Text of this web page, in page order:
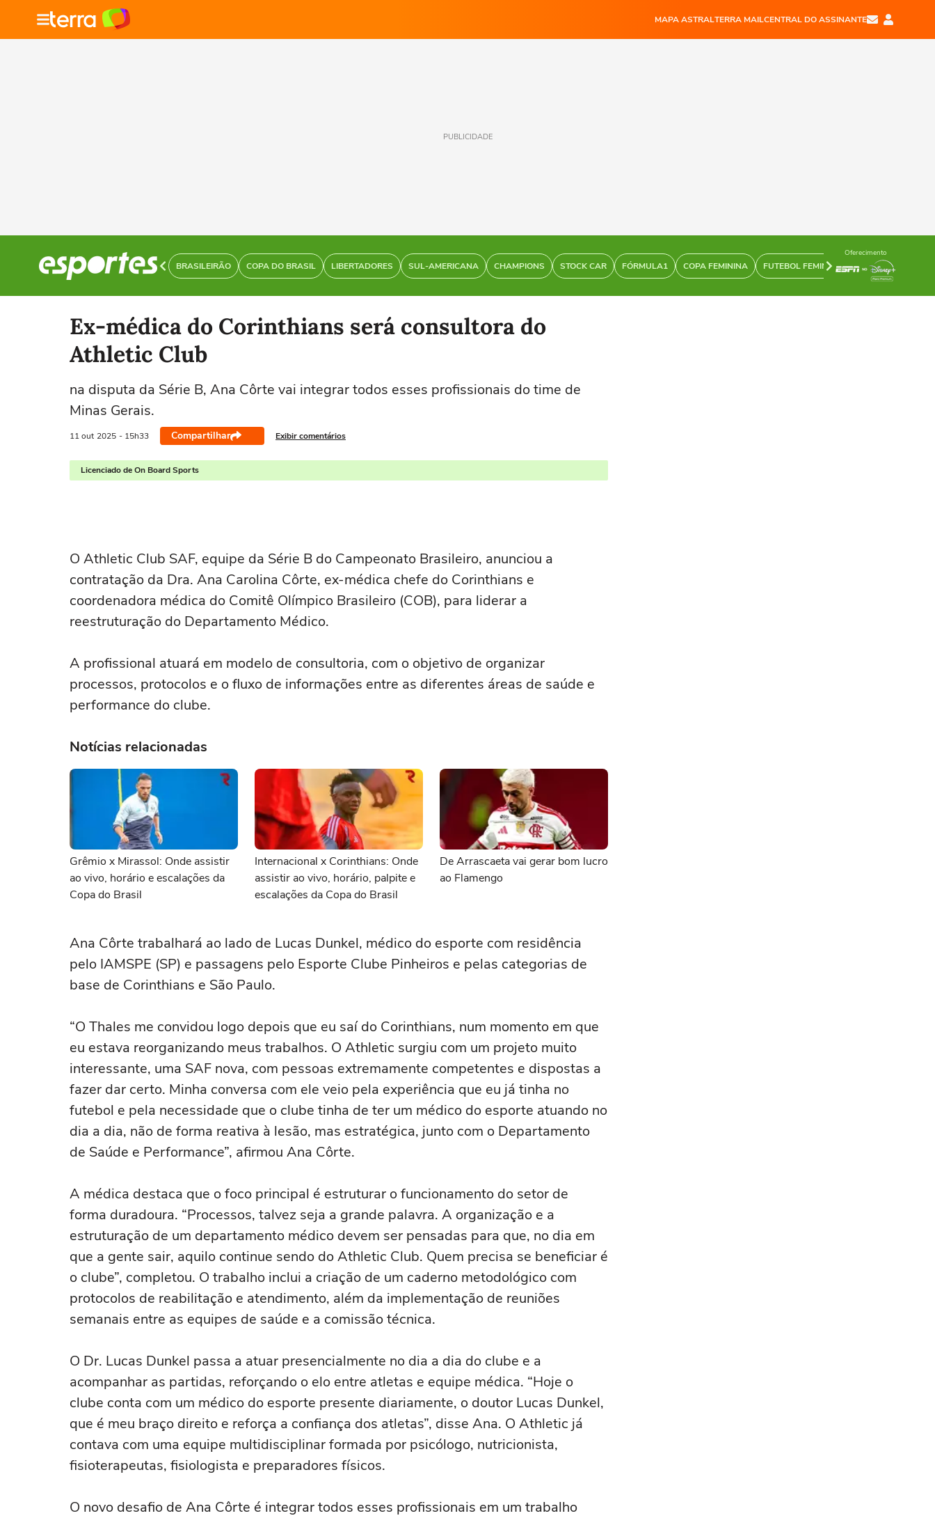
MAPA ASTRALTERRA MAILCENTRAL DO ASSINANTE
PUBLICIDADE
BRASILEIRÃO COPA DO BRASIL LIBERTADORES SUL-AMERICANA CHAMPIONS STOCK CAR FÓRMULA1 COPA FEMININA FUTEBOL FEMININO SURFE
Oferecimento
Ex-médica do Corinthians será consultora do
Athletic Club
na disputa da Série B, Ana Côrte vai integrar todos esses profissionais do time de
Minas Gerais.
11 out 2025 - 15h33 Compartilhar Exibir comentários
Licenciado de On Board Sports
O Athletic Club SAF, equipe da Série B do Campeonato Brasileiro, anunciou a
contratação da Dra. Ana Carolina Côrte, ex-médica chefe do Corinthians e
coordenadora médica do Comitê Olímpico Brasileiro (COB), para liderar a
reestruturação do Departamento Médico.
A profissional atuará em modelo de consultoria, com o objetivo de organizar
processos, protocolos e o fluxo de informações entre as diferentes áreas de saúde e
performance do clube.
Notícias relacionadas
Grêmio x Mirassol: Onde assistir
ao vivo, horário e escalações da
Copa do Brasil
Internacional x Corinthians: Onde
assistir ao vivo, horário, palpite e
escalações da Copa do Brasil
De Arrascaeta vai gerar bom lucro
ao Flamengo
Ana Côrte trabalhará ao lado de Lucas Dunkel, médico do esporte com residência
pelo IAMSPE (SP) e passagens pelo Esporte Clube Pinheiros e pelas categorias de
base de Corinthians e São Paulo.
“O Thales me convidou logo depois que eu saí do Corinthians, num momento em que
eu estava reorganizando meus trabalhos. O Athletic surgiu com um projeto muito
interessante, uma SAF nova, com pessoas extremamente competentes e dispostas a
fazer dar certo. Minha conversa com ele veio pela experiência que eu já tinha no
futebol e pela necessidade que o clube tinha de ter um médico do esporte atuando no
dia a dia, não de forma reativa à lesão, mas estratégica, junto com o Departamento
de Saúde e Performance”, afirmou Ana Côrte.
A médica destaca que o foco principal é estruturar o funcionamento do setor de
forma duradoura. “Processos, talvez seja a grande palavra. A organização e a
estruturação de um departamento médico devem ser pensadas para que, no dia em
que a gente sair, aquilo continue sendo do Athletic Club. Quem precisa se beneficiar é
o clube”, completou. O trabalho inclui a criação de um caderno metodológico com
protocolos de reabilitação e atendimento, além da implementação de reuniões
semanais entre as equipes de saúde e a comissão técnica.
O Dr. Lucas Dunkel passa a atuar presencialmente no dia a dia do clube e a
acompanhar as partidas, reforçando o elo entre atletas e equipe médica. “Hoje o
clube conta com um médico do esporte presente diariamente, o doutor Lucas Dunkel,
que é meu braço direito e reforça a confiança dos atletas”, disse Ana. O Athletic já
contava com uma equipe multidisciplinar formada por psicólogo, nutricionista,
fisioterapeutas, fisiologista e preparadores físicos.
O novo desafio de Ana Côrte é integrar todos esses profissionais em um trabalho